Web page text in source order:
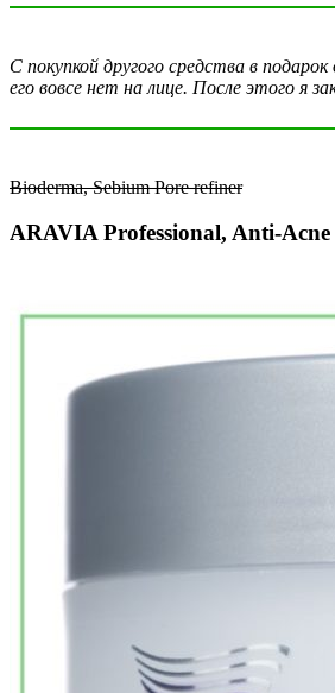
С покупкой другого средства в
его вовсе нет на лице. После этого я
Bioderma, Sebium Pore refiner
ARAVIA Professional, Anti-Acne